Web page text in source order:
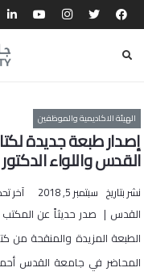
الهيئة الاكاديمية والموظفين
إصدار طبعة جديدة
القدس واللواء
نشر بتاريخ سبتمبر 5, 2018 آخر
القدس | صدر حديثاً عن المكتب
الطبعة المزيدة والمنقحة من
المحاضر في جامعة القدس